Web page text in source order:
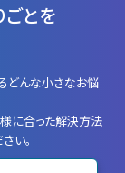
とを
どんな小さなお悩
に合った解決方法
い。